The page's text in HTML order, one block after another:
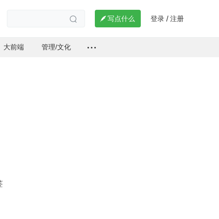
  写点什么 登录 / 注册
大前端 管理/文化